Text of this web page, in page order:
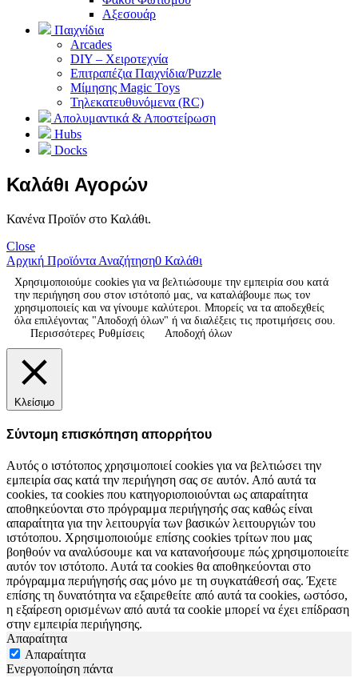
Αξεσουάρ
Παιχνίδια
Arcades
DIY – Χειροτεχνία
Επιτραπέζια Παιχνίδια/Puzzle
Μίμησης Magic Toys
Τηλεκατευθυνόμενα (RC)
Απολυμαντικά & Αποστείρωση
Hubs
Docks
Καλάθι Αγορών
Κανένα Προϊόν στο Καλάθι.
Close
Αρχική Προϊόντα Αναζήτηση0 Καλάθι
Χρησιμοποιούμε cookies για να βελτιώσουμε την εμπειρία σου κατά
την περιήγηση σου στον ιστότοπό μας, να καταλάβουμε πως τον
χρησιμοποιείς και να γίνουμε καλύτεροι. Μπορείς να τα αποδεχθείς
όλα επιλέγοντας "Αποδοχή όλων" ή να διαλέξεις τις προτιμήσεις σου.
Περισσότερες Ρυθμίσεις
Αποδοχή όλων
Κλείσιμο
Σύντομη επισκόπηση απορρήτου
Αυτός ο ιστότοπος χρησιμοποιεί cookies για να βελτιώσει την
εμπειρία σας κατά την περιήγηση σας σε αυτόν. Από αυτά τα
cookies, τα cookies που κατηγοριοποιούνται ως απαραίτητα
αποθηκεύονται στο πρόγραμμα περιήγησής σας καθώς είναι
απαραίτητα για την λειτουργία των βασικών λειτουργιών του
ιστότοπου. Χρησιμοποιούμε επίσης cookies τρίτων που μας
βοηθούν να αναλύσουμε και να κατανοήσουμε πώς χρησιμοποιείτε
αυτόν τον ιστότοπο. Αυτά τα cookies θα αποθηκεύονται στο
πρόγραμμα περιήγησής σας μόνο με τη συγκατάθεσή σας. Έχετε
επίσης τη δυνατότητα να εξαιρεθείτε από αυτά τα cookies, ωστόσο,
η εξαίρεση ορισμένων από αυτά τα cookie μπορεί να έχει επίδραση
στην εμπειρία περιήγησης.
Απαραίτητα
Απαραίτητα
Ενεργοποίηση πάντα